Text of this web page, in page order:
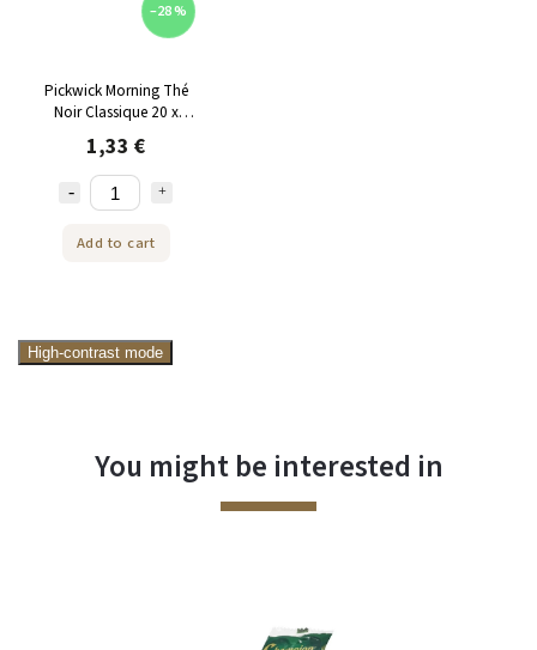
–28 %
Pickwick Morning Thé
Noir Classique 20 x
1,75g ​​(35g)
1,33 €
Add to cart
High-contrast mode
You might be interested in